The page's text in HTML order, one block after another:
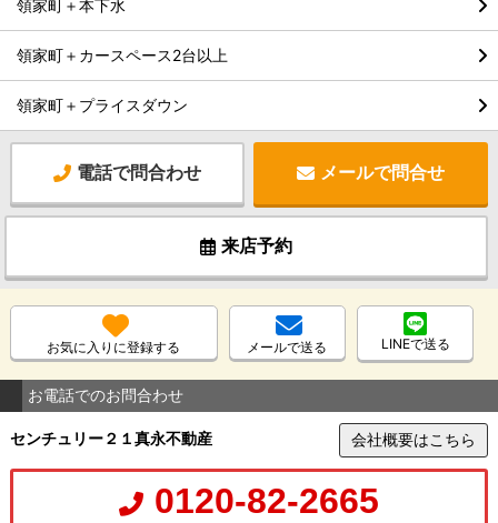
領家町＋本下水
領家町＋カースペース2台以上
領家町＋プライスダウン
電話で問合わせ メールで問合せ
来店予約
お気に入りに登録する メールで送る LINEで送る
お電話でのお問合わせ
センチュリー２１真永不動産 会社概要はこちら
0120-82-2665